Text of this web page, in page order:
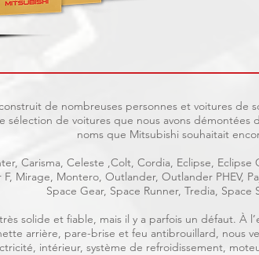
de nombreuses personnes et voitures de
sélection de voitures que nous avons
noms que Mitsubishi souhaitait
Carisma, Celeste ,Colt, Cordia, Eclipse,
F, Mirage, Montero, Outlander, Outlander PHEV,
Space Gear, Space Runner, Tredia, Space
solide et fiable, mais il y a parfois un défaut. À
arrière, pare-brise et feu antibrouillard, nous
intérieur, système de refroidissement,